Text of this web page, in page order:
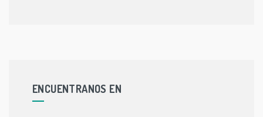
ENCUENTRANOS EN